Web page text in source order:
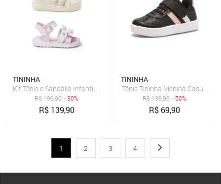
TININHA
Kit Tênis e Sandália Infantil Menina Casual Escolar Confortável
R$199,90 - 30%
R$ 139,90
TININHA
Tênis Tininha Menina Casual
R$139,90 - 50%
R$ 69,90
1 2 3 4